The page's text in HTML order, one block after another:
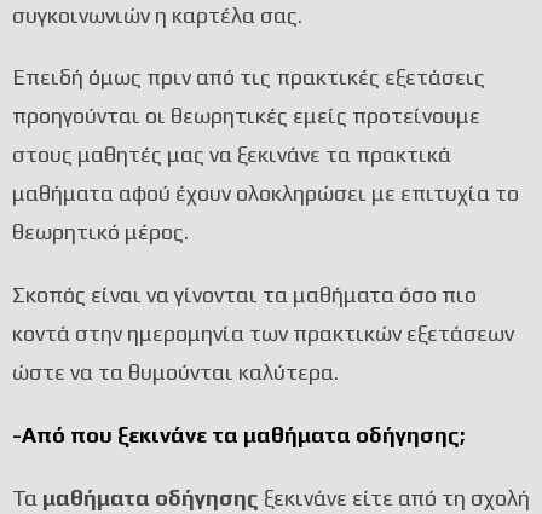
συγκοινωνιών η καρτέλα σας.
Επειδή όμως πριν από τις πρακτικές εξετάσεις
προηγούνται οι θεωρητικές εμείς προτείνουμε
στους μαθητές μας να ξεκινάνε τα πρακτικά
μαθήματα αφού έχουν ολοκληρώσει με επιτυχία το
θεωρητικό μέρος.
Σκοπός είναι να γίνονται τα μαθήματα όσο πιο
κοντά στην ημερομηνία των πρακτικών εξετάσεων
ώστε να τα θυμούνται καλύτερα.
-Από που ξεκινάνε τα μαθήματα οδήγησης;
Τα μαθήματα οδήγησης ξεκινάνε είτε από τη σχολή